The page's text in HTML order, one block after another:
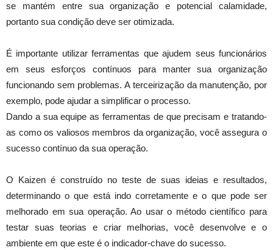
se mantém entre sua organização e potencial calamidade,
portanto sua condição deve ser otimizada.
É importante utilizar ferramentas que ajudem seus funcionários
em seus esforços contínuos para manter sua organização
funcionando sem problemas. A terceirização da manutenção, por
exemplo, pode ajudar a simplificar o processo.
Dando a sua equipe as ferramentas de que precisam e tratando-
as como os valiosos membros da organização, você assegura o
sucesso contínuo da sua operação.
O Kaizen é construído no teste de suas ideias e resultados,
determinando o que está indo corretamente e o que pode ser
melhorado em sua operação. Ao usar o método científico para
testar suas teorias e criar melhorias, você desenvolve e o
ambiente em que este é o indicador-chave do sucesso.